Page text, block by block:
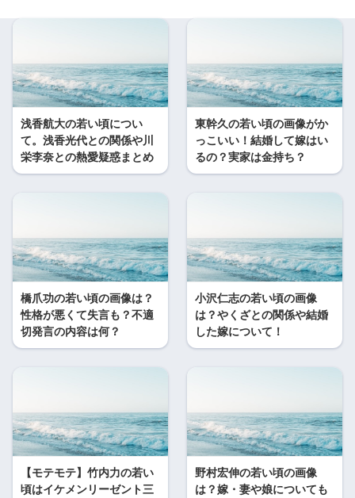
浅香航大の若い頃につい
て。浅香光代との関係や川
栄李奈との熱愛疑惑まとめ
東幹久の若い頃の画像がか
っこいい！結婚して嫁はい
るの？実家は金持ち？
橋爪功の若い頃の画像は？
性格が悪くて失言も？不適
切発言の内容は何？
小沢仁志の若い頃の画像
は？やくざとの関係や結婚
した嫁について！
【モテモテ】竹内力の若い
頃はイケメンリーゼント三
野村宏伸の若い頃の画像
は？嫁・妻や娘についても